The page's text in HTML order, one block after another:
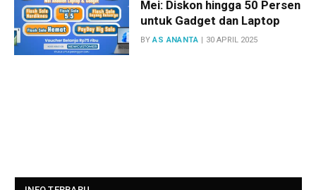
Mei: Diskon hingga 50 Persen
untuk Gadget dan Laptop
BY AS ANANTA 30 APRIL 2025